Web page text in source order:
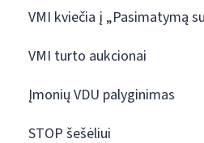
VMI kviečia į „Pasimatymą
VMI turto aukcionai
Įmonių VDU palyginimas
STOP šešėliui